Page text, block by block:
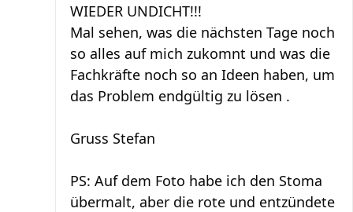
WIEDER UNDICHT!!!
Mal sehen, was die nächsten Tage noch
so alles auf mich zukomnt und was die
Fachkräfte noch so an Ideen haben, um
das Problem endgültig zu lösen .
Gruss Stefan
PS: Auf dem Foto habe ich den Stoma
übermalt, aber die rote und entzündete